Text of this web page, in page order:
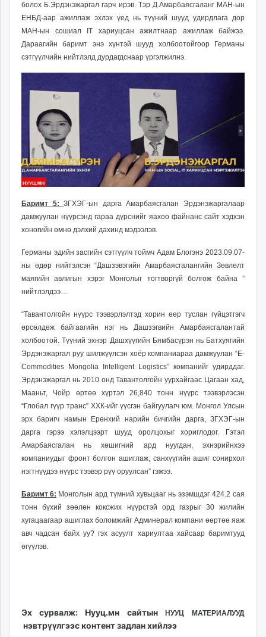
болох Б.Эрдэнэжаргал гарч ирэв. Тэр Д.Амарбаясгаланг МАН-ын
ЕНБД-аар ажиллаж эхлэх үед нь түүний шууд удирдлага дор
МАН-ын сошиал IT хариуцсан ажилтнаар ажиллаж байжээ.
Дараагийн баримт энэ хүнтэй шууд холбоотойгоор Германы
сэтгүүлчийн нийтлэлд дурдагдснаар үргэлжилнэ.
Баримт 5: ЗГХЭГ-ын дарга Амарбаясгалан Эрдэнэжаргалаар
дамжуулан нүүрсэнд гараа дүрснийг яахоо файнанс сайт хэдхэн
хоногийн өмнө дэлхий дахинд мэдээлэв.
Германы эдийн засгийн сэтгүүлч тоймч Адам Блогэнэ 2023.09.07-
ны өдөр нийтэлсэн “Дашзэвэгийн Амарбаясгалангийн Зөвлөлт
маягийн авлигын хэрэг Монголыг тогтворгүй болгож байна ”
нийтлэлдээ…
“Тавантолгойн нүүрс тээвэрлэлтэд хорин өөр туслан гүйцэтгэгч
өрсөлдөж байгаагийн нэг нь Дашзэгвийн Амарбаясгалантай
холбоотой. Түүний эхнэр Дашхүүгийн Бямбасүрэн нь Батхуягийн
Эрдэнэжаргал руу шилжүүлсэн хоёр компаниараа дамжуулан “E-
Commodities Mongolia Intelligent Logistics” компанийг удирддаг.
Эрдэнэжаргал нь 2010 онд Тавантолгойн уурхайгаас Цагаан хад,
Мааньт, Чойр өртөө хүртэл 26,840 тонн нүүрс тээвэрлэсэн
“Глобал гүүр транс” ХХК-ийг үүсгэн байгуулагч юм. Монгол Улсын
эрх баригч намын Ерөнхий нарийн бичгийн дарга, ЗГХЭГ-ын
дарга гэрээ хэлэлцээрт шууд оролцохыг хориглодог. Гэтэл
Амарбаясгалан нь хөшигний ард нуугдан, эхнэрийнхээ
компаниудыг фронт болгон ашиглаж, санхүүгийн ашиг сонирхол
нэгтнүүдээ нүүрс тээвэр рүү оруулсан” гэжээ.
Баримт 6: Монголын ард түмний хувьцааг нь эзэмшдэг 424.2 сая
тонн бүхий зөөлөн коксжих нүүрстэй орд газрыг 30 жилийн
хугацаагаар ашиглах боломжийг Админерал компани өөртөө яаж
авч чадсан байх уу? гэх асуулт хариултаа хайсаар баримтууд
өгүүлэв.
Эх сурвалж: Нууц.мн сайтын НУУЦ МАТЕРИАЛУУД
нэвтрүүлгээс контент задлан хийлээ